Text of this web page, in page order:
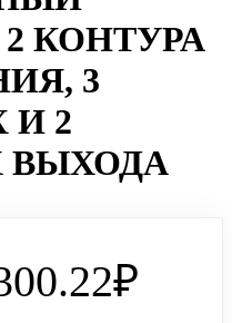
КОНТУРА
3
2
ВЫХОДА